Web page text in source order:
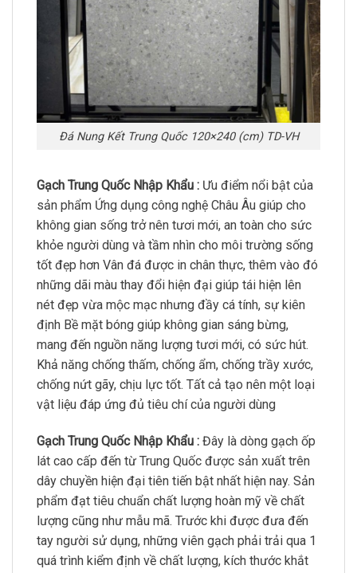
Đá Nung Kết Trung Quốc 120×240 (cm) TD-VH
Gạch Trung Quốc Nhập Khẩu : Ưu điểm nổi bật của
sản phẩm Ứng dụng công nghệ Châu Âu giúp cho
không gian sống trở nên tươi mới, an toàn cho sức
khỏe người dùng và tầm nhìn cho môi trường sống
tốt đẹp hơn Vân đá được in chân thực, thêm vào đó
những dãi màu thay đổi hiện đại giúp tái hiện lên
nét đẹp vừa mộc mạc nhưng đầy cá tính, sự kiên
định Bề mặt bóng giúp không gian sáng bừng,
mang đến nguồn năng lượng tươi mới, có sức hút.
Khả năng chống thấm, chống ẩm, chống trầy xước,
chống nứt gãy, chịu lực tốt. Tất cả tạo nên một loại
vật liệu đáp ứng đủ tiêu chí của người dùng
Gạch Trung Quốc Nhập Khẩu : Đây là dòng gạch ốp
lát cao cấp đến từ Trung Quốc được sản xuất trên
dây chuyền hiện đại tiên tiến bật nhất hiện nay. Sản
phẩm đạt tiêu chuẩn chất lượng hoàn mỹ về chất
lượng cũng như mẫu mã. Trước khi được đưa đến
tay người sử dụng, những viên gạch phải trải qua 1
quá trình kiểm định về chất lượng, kích thước khắt